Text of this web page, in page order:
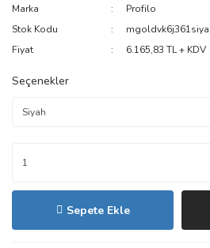
Marka
Profilo
Stok Kodu
Fiyat
6.165,83 TL + KDV
Seçenekler
Sepete Ekle